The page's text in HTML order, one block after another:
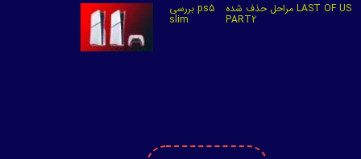
بررسی ps5
slim
مراحل حذف شده LAST OF US
PART2